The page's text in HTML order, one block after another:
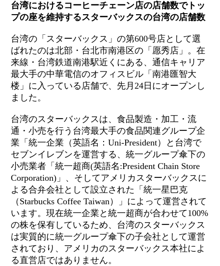
台湾におけるコーヒーチェーン店の店舗数でトッ
プの座を維持するスターバックスの台湾の店舗数
台湾の「スターバックス」の第600号店として選
ばれたのは北部・台北市南港区の「愿秀店」。在
来線・台湾鉄道南港駅近くにある、通信キャリア
最大手の中華電信のオフィスビル「南港匯智大
楼」に入っている店舗で、先月24日にオープンし
ました。
台湾のスターバックスは、食品製造・加工・流
通・小売を行う台湾最大手の食品関連グループ企
業「統一企業（英語名：Uni-President）と台湾で
セブンイレブンを運営する、統一グループ傘下の
小売業者「統一超商(英語名:President Chain Store
Corporation)」、そしてアメリカスターバックスに
よる合弁会社として設立された「統一星巴克
（Starbucks Coffee Taiwan）」によって運営されて
います。現在統一企業と統一超商が合わせて100%
の株を保有しているため、台湾のスターバックス
は実質的に統一グループ傘下の子会社として運営
されており、アメリカのスターバックス本社によ
る直営店ではありません。